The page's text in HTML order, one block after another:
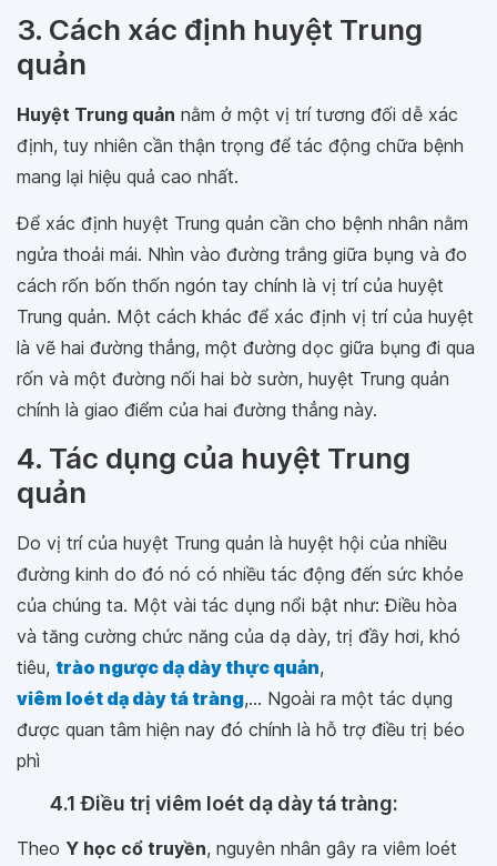
3. Cách xác định huyệt Trung
quản
Huyệt Trung quản nằm ở một vị trí tương đối dễ xác
định, tuy nhiên cần thận trọng để tác động chữa bệnh
mang lại hiệu quả cao nhất.
Để xác định huyệt Trung quản cần cho bệnh nhân nằm
ngửa thoải mái. Nhìn vào đường trắng giữa bụng và đo
cách rốn bốn thốn ngón tay chính là vị trí của huyệt
Trung quản. Một cách khác để xác định vị trí của huyệt
là vẽ hai đường thẳng, một đường dọc giữa bụng đi qua
rốn và một đường nối hai bờ sườn, huyệt Trung quản
chính là giao điểm của hai đường thẳng này.
4. Tác dụng của huyệt Trung
quản
Do vị trí của huyệt Trung quản là huyệt hội của nhiều
đường kinh do đó nó có nhiều tác động đến sức khỏe
của chúng ta. Một vài tác dụng nổi bật như: Điều hòa
và tăng cường chức năng của dạ dày, trị đầy hơi, khó
tiêu, trào ngược dạ dày thực quản,
viêm loét dạ dày tá tràng,... Ngoài ra một tác dụng
được quan tâm hiện nay đó chính là hỗ trợ điều trị béo
phì
4.1Điều trị viêm loét dạ dày tá tràng:
Theo Y học cổ truyền, nguyên nhân gây ra viêm loét